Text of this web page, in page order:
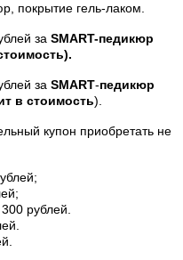
покрытие гель-лаком.
за SMART-педикюр
за SMART-педикюр
в стоимость).
купон приобретать не
рублей.